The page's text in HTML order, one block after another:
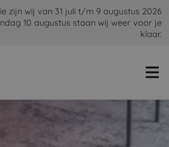
zijn wij van 31 juli t/m 9 augustus 2026
10 augustus staan wij weer voor je
klaar.